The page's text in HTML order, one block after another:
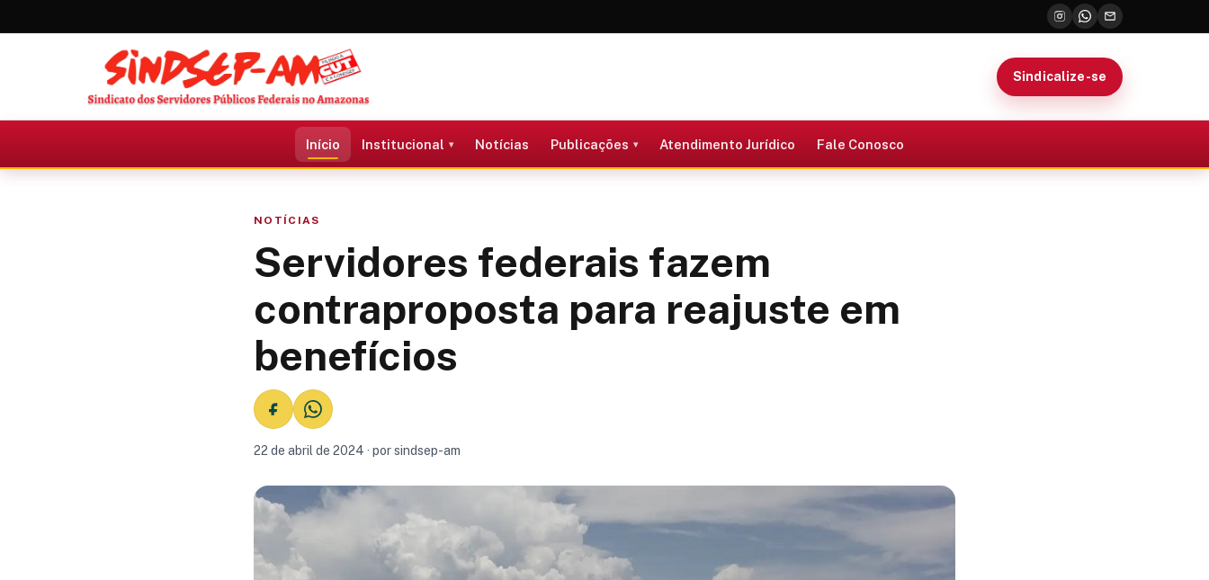
Sindicalize-se
Início Institucional Notícias Publicações Atendimento Jurídico Fale Conosco
NOTÍCIAS
Servidores federais fazem
contraproposta para reajuste em
benefícios
22 de abril de 2024 · por sindsep-am